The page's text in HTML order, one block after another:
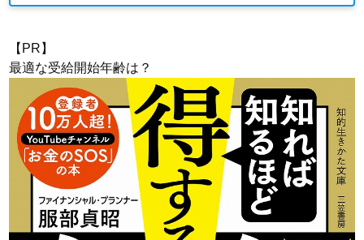
【PR】
最適な受給開始年齢は？